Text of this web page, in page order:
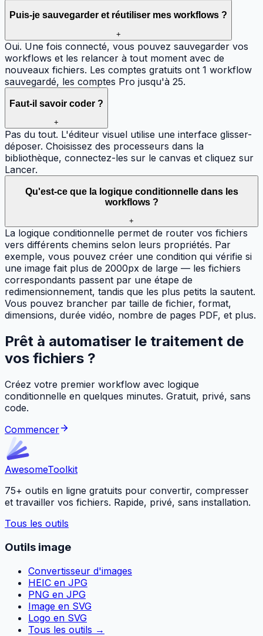
Puis-je sauvegarder et réutiliser mes workflows ?
+
Oui. Une fois connecté, vous pouvez sauvegarder vos
workflows et les relancer à tout moment avec de
nouveaux fichiers. Les comptes gratuits ont 1 workflow
sauvegardé, les comptes Pro jusqu'à 25.
Faut-il savoir coder ?
+
Pas du tout. L'éditeur visuel utilise une interface glisser-
déposer. Choisissez des processeurs dans la
bibliothèque, connectez-les sur le canvas et cliquez sur
Lancer.
Qu'est-ce que la logique conditionnelle dans les
workflows ?
+
La logique conditionnelle permet de router vos fichiers
vers différents chemins selon leurs propriétés. Par
exemple, vous pouvez créer une condition qui vérifie si
une image fait plus de 2000px de large — les fichiers
correspondants passent par une étape de
redimensionnement, tandis que les plus petits la sautent.
Vous pouvez brancher par taille de fichier, format,
dimensions, durée vidéo, nombre de pages PDF, et plus.
Prêt à automatiser le traitement de
vos fichiers ?
Créez votre premier workflow avec logique
conditionnelle en quelques minutes. Gratuit, privé, sans
code.
Commencer
AwesomeToolkit
75+ outils en ligne gratuits pour convertir, compresser
et travailler vos fichiers. Rapide, privé, sans installation.
Tous les outils
Outils image
Convertisseur d'images
HEIC en JPG
PNG en JPG
Image en SVG
Logo en SVG
Tous les outils →